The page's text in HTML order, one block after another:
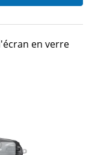
en verre